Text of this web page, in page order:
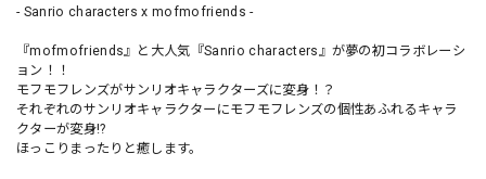
- Sanrio characters x mofmofriends -
『mofmofriends』と大人気『Sanrio characters』が夢の初コラボレーシ
ョン！！
モフモフレンズがサンリオキャラクターズに変身！？
それぞれのサンリオキャラクターにモフモフレンズの個性あふれるキャラ
クターが変身!?
ほっこりまったりと癒します。